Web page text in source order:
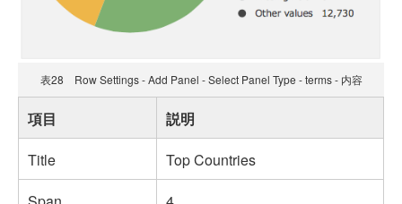
表28 Row Settings - Add Panel - Select Panel Type - terms - 内容
項目
説明
Title
Top Countries